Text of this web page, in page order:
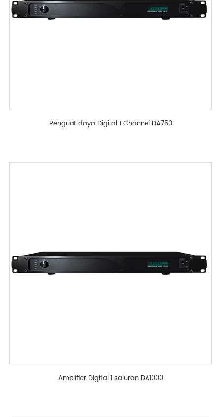
Penguat daya Digital 1 Channel DA750
Amplifier Digital 1 saluran DA1000